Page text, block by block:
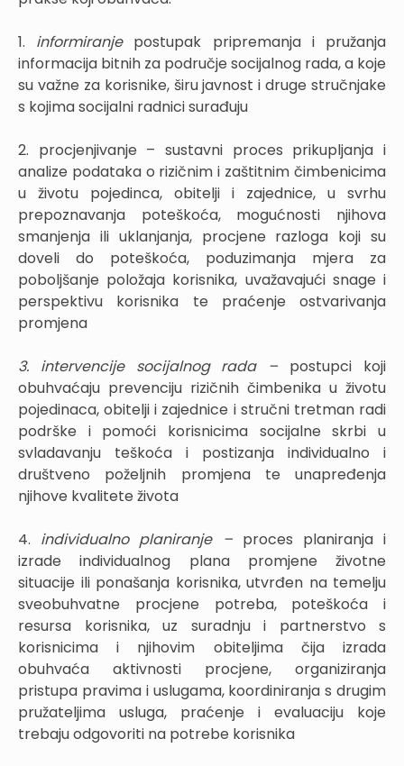
1. informiranje postupak pripremanja i pružanja
informacija bitnih za područje socijalnog rada, a koje
su važne za korisnike, širu javnost i druge stručnjake
s kojima socijalni radnici surađuju
2. procjenjivanje – sustavni proces prikupljanja i
analize podataka o rizičnim i zaštitnim čimbenicima
u životu pojedinca, obitelji i zajednice, u svrhu
prepoznavanja poteškoća, mogućnosti njihova
smanjenja ili uklanjanja, procjene razloga koji su
doveli do poteškoća, poduzimanja mjera za
poboljšanje položaja korisnika, uvažavajući snage i
perspektivu korisnika te praćenje ostvarivanja
promjena
3. intervencije socijalnog rada – postupci koji
obuhvaćaju prevenciju rizičnih čimbenika u životu
pojedinaca, obitelji i zajednice i stručni tretman radi
podrške i pomoći korisnicima socijalne skrbi u
svladavanju teškoća i postizanja individualno i
društveno poželjnih promjena te unapređenja
njihove kvalitete života
4. individualno planiranje – proces planiranja i
izrade individualnog plana promjene životne
situacije ili ponašanja korisnika, utvrđen na temelju
sveobuhvatne procjene potreba, poteškoća i
resursa korisnika, uz suradnju i partnerstvo s
korisnicima i njihovim obiteljima čija izrada
obuhvaća aktivnosti procjene, organiziranja
pristupa pravima i uslugama, koordiniranja s drugim
pružateljima usluga, praćenje i evaluaciju koje
trebaju odgovoriti na potrebe korisnika